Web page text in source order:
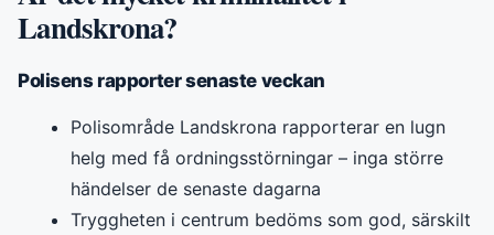
Landskrona?
Polisens rapporter senaste veckan
Polisområde Landskrona rapporterar en lugn
helg med få ordningsstörningar – inga större
händelser de senaste dagarna
Tryggheten i centrum bedöms som god, särskilt